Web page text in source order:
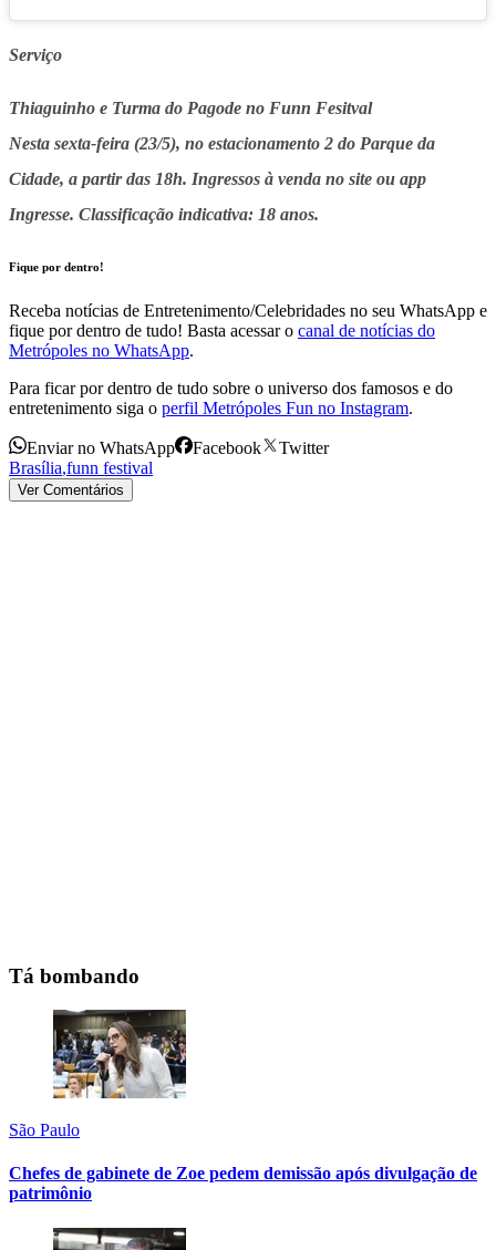
Serviço
Thiaguinho e Turma do Pagode no Funn Fesitval
Nesta sexta-feira (23/5), no estacionamento 2 do Parque da
Cidade, a partir das 18h. Ingressos à venda no site ou app
Ingresse. Classificação indicativa: 18 anos.
Fique por dentro!
Receba notícias de Entretenimento/Celebridades no seu WhatsApp e
fique por dentro de tudo! Basta acessar o canal de notícias do
Metrópoles no WhatsApp.
Para ficar por dentro de tudo sobre o universo dos famosos e do
entretenimento siga o perfil Metrópoles Fun no Instagram.
Enviar no WhatsApp Facebook
Twitter
Brasília,funn festival
Ver Comentários
Tá bombando
São Paulo
Chefes de gabinete de Zoe pedem demissão após divulgação de
patrimônio